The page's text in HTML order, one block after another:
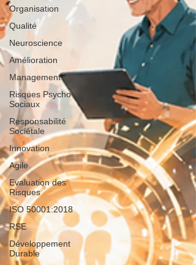
Organisation
Qualité
Neuroscience
Amélioration
Management
Risques Psycho
Sociaux
Responsabilité
Sociétale
Innovation
Agile
Evaluation des
Risques
ISO 50001:2018
RSE
Développement
Durable